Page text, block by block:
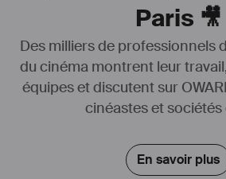
Paris 🎥
Des milliers de professionnels
du cinéma montrent leur
équipes et discutent sur
cinéastes et sociétés
En savoir plus
Malu Monroe est d'origine franco-
de comédienne, chanteuse et metteuse
Cours Florent en 2018 avec un double
agents en tant que comédienne et
Bruxelles dans "Les Criminels" de